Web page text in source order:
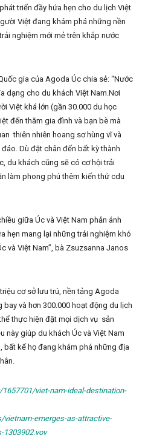
triển đầy hứa hẹn cho du lịch Việt
Việt đang khám phá những nền
nghiệm mới mẻ trên khắp nước
gia của Agoda Úc chia sẻ: “Nước
dạng cho du khách Việt Nam.Nơi
Việt khá lớn (gần 30.000 du học
đến thăm gia đình và bạn bè mà
thiên nhiên hoang sơ hùng vĩ và
Dù đặt chân đến bất kỳ thành
du khách cũng sẽ có cơ hội trải
làm phong phú thêm kiến thứ cdu
giữa Úc và Việt Nam phản ánh
hẹn mang lại những trải nghiệm khó
và Việt Nam”, bà Zsuzsanna Janos
cơ sở lưu trú, nền tảng Agoda
và hơn 300.000 hoạt động du lịch
thực hiện đặt mọi dịch vụ sản
này giúp du khách Úc và Việt Nam
bất kể họ đang khám phá những địa
viet-nam-ideal-destination-
emerges-as-attractive-